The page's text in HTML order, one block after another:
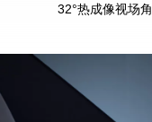
32°热成像视场角